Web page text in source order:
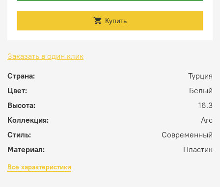
Купить
Заказать в один клик
Страна:
Турция
Цвет:
Белый
Высота:
16.3
Коллекция:
Arc
Стиль:
Современный
Материал:
Пластик
Все характеристики